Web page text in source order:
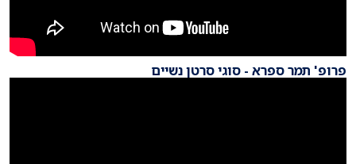
פרופ' תמר ספרא - סוגי סרטן נשיים